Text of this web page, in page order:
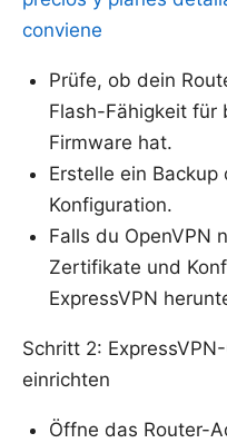
conviene
Prüfe, ob dein
Flash-Fähigkeit für
Firmware hat.
Erstelle ein
Konfiguration.
Falls du OpenVPN
Zertifikate und
ExpressVPN
Schritt 2:
einrichten
Öffne das Router-